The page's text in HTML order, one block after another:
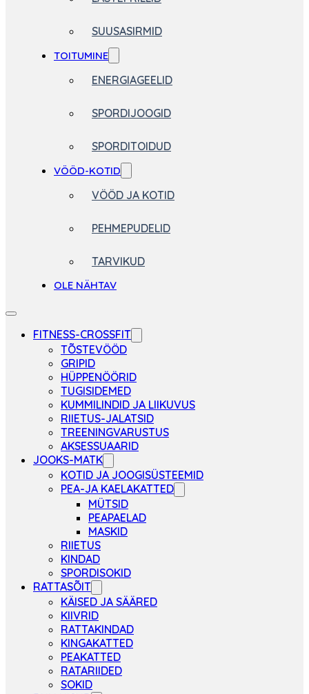
SUUSASIRMID
TOITUMINE
ENERGIAGEELID
SPORDIJOOGID
SPORDITOIDUD
VÖÖD-KOTID
VÖÖD JA KOTID
PEHMEPUDELID
TARVIKUD
OLE NÄHTAV
FITNESS-CROSSFIT
TÕSTEVÖÖD
GRIPID
HÜPPENÖÖRID
TUGISIDEMED
KUMMILINDID JA LIIKUVUS
RIIETUS-JALATSID
TREENINGVARUSTUS
AKSESSUAARID
JOOKS-MATK
KOTID JA JOOGISÜSTEEMID
PEA-JA KAELAKATTED
MÜTSID
PEAPAELAD
MASKID
RIIETUS
KINDAD
SPORDISOKID
RATTASÕIT
KÄISED JA SÄÄRED
KIIVRID
RATTAKINDAD
KINGAKATTED
PEAKATTED
RATARIIDED
SOKID